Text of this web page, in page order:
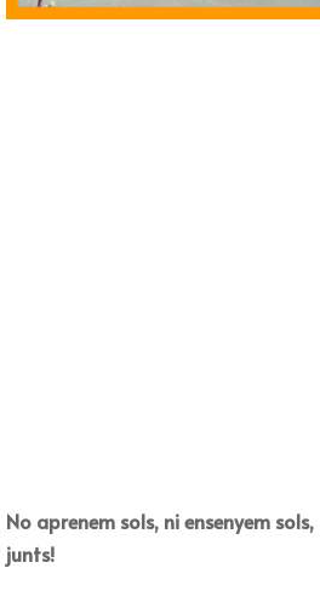
No aprenem sols, ni ensenyem
junts!